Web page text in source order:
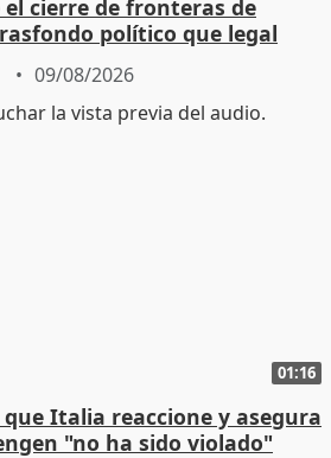
cierre de fronteras de
político que legal
09/08/2026
01:16
que Italia reaccione y asegura
"no ha sido violado"